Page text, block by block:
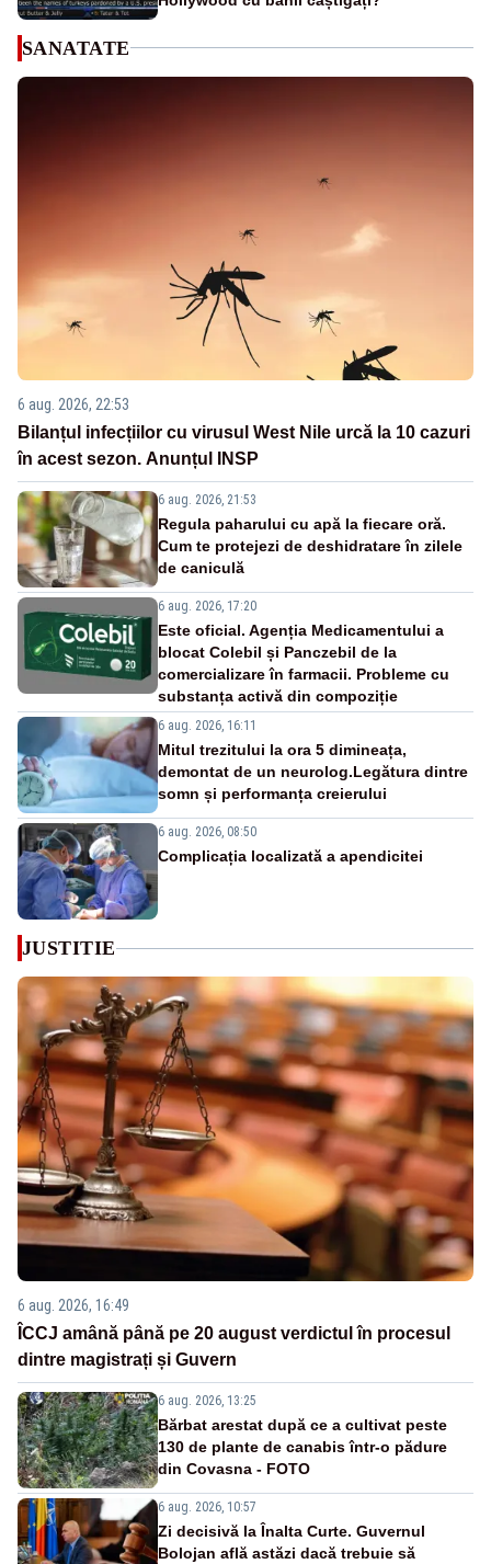
SANATATE
6 aug. 2026, 22:53
Bilanțul infecțiilor cu virusul West Nile urcă la 10 cazuri
în acest sezon. Anunțul INSP
6 aug. 2026, 21:53
Regula paharului cu apă la fiecare oră.
Cum te protejezi de deshidratare în zilele
de caniculă
6 aug. 2026, 17:20
Este oficial. Agenția Medicamentului a
blocat Colebil și Panczebil de la
comercializare în farmacii. Probleme cu
substanța activă din compoziție
6 aug. 2026, 16:11
Mitul trezitului la ora 5 dimineața,
demontat de un neurolog.Legătura dintre
somn și performanța creierului
6 aug. 2026, 08:50
Complicația localizată a apendicitei
JUSTITIE
6 aug. 2026, 16:49
ÎCCJ amână până pe 20 august verdictul în procesul
dintre magistrați și Guvern
6 aug. 2026, 13:25
Bărbat arestat după ce a cultivat peste
130 de plante de canabis într-o pădure
din Covasna - FOTO
6 aug. 2026, 10:57
Zi decisivă la Înalta Curte. Guvernul
Bolojan află astăzi dacă trebuie să